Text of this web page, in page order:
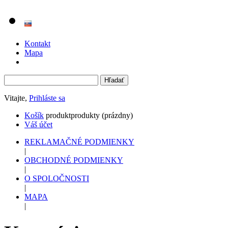
Kontakt
Mapa
Vitajte, Prihláste sa
Košík produktprodukty (prázdny)
Váš účet
REKLAMAČNÉ PODMIENKY
|
OBCHODNÉ PODMIENKY
|
O SPOLOČNOSTI
|
MAPA
|